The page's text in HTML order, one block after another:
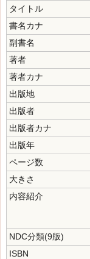
タイトル
書名カナ
副書名
著者
著者カナ
出版地
出版者
出版者カナ
出版年
ページ数
大きさ
内容紹介
NDC分類(9版)
ISBN